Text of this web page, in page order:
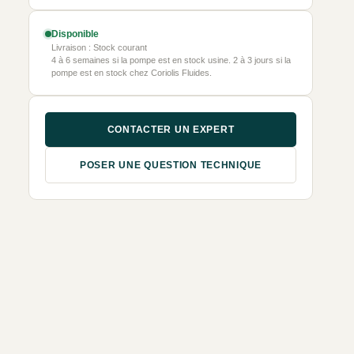
Disponible
Livraison : Stock courant
4 à 6 semaines si la pompe est en stock usine. 2 à 3 jours si la
pompe est en stock chez Coriolis Fluides.
CONTACTER UN EXPERT
POSER UNE QUESTION TECHNIQUE